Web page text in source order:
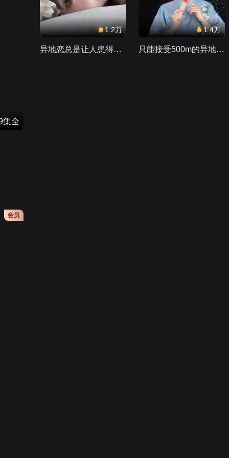
集全
1.2万
异地恋总是让人患得患失。。。
1.4万
只能接受500m的异地恋，电动车没电了......